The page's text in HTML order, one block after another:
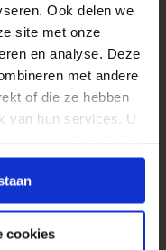
Ook delen we
site met onze
en analyse. Deze
met andere
of die ze hebben
van hun services. U
cookies
organisatie
medewerkers
kan een
De Royal Bank
goed voorbeeld
het hele bedrijf
en soms